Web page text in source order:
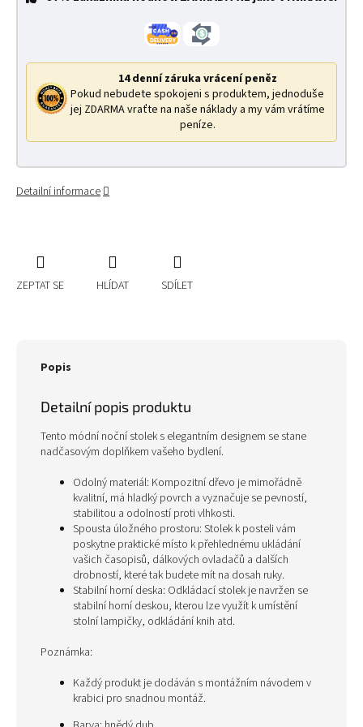
14 denní záruka vrácení peněz
Pokud nebudete spokojeni s produktem, jednoduše
jej ZDARMA vraťte na naše náklady a my vám vrátíme
peníze.
Detailní informace
ZEPTAT SE HLÍDAT SDÍLET
Popis
Detailní popis produktu
Tento módní noční stolek s elegantním designem se stane
nadčasovým doplňkem vašeho bydlení.
Odolný materiál: Kompozitní dřevo je mimořádně
kvalitní, má hladký povrch a vyznačuje se pevností,
stabilitou a odolností proti vlhkosti.
Spousta úložného prostoru: Stolek k posteli vám
poskytne praktické místo k přehlednému ukládání
vašich časopisů, dálkových ovladačů a dalších
drobností, které tak budete mít na dosah ruky.
Stabilní horní deska: Odkládací stolek je navržen se
stabilní horní deskou, kterou lze využít k umístění
stolní lampičky, odkládání knih atd.
Poznámka:
Každý produkt je dodáván s montážním návodem v
krabici pro snadnou montáž.